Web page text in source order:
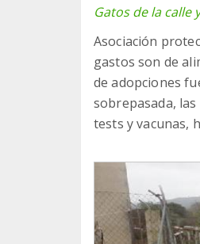
Gatos de la calle
Asociación
gastos son de
de adopciones
sobrepasada,
tests y vacunas,